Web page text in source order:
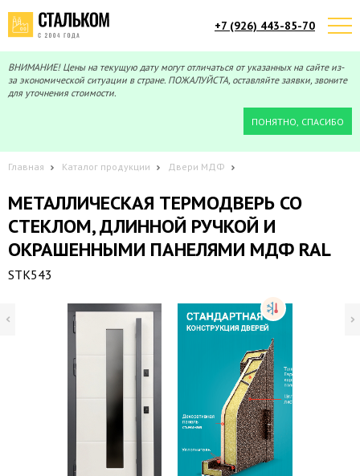
+7 (926) 443-85-70
ВНИМАНИЕ! Цены на текущую дату могут отличаться от указанных на сайте из-
за экономической ситуации в стране. ПОЖАЛУЙСТА, оставляйте заявки, звоните
для уточнения стоимости.
ПОНЯТНО, СПАСИБО
Главная Каталог продукции Двери МДФ
МЕТАЛЛИЧЕСКАЯ ТЕРМОДВЕРЬ СО
СТЕКЛОМ, ДЛИННОЙ РУЧКОЙ И
ОКРАШЕННЫМИ ПАНЕЛЯМИ МДФ RAL
STK543
Telegram
Max